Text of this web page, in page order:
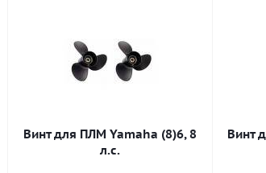
Винт для ПЛМ Yamaha (8)6, 8
л.с.
Винт